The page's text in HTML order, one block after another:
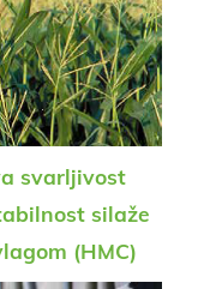
svarljivost
silaže
(HMC)